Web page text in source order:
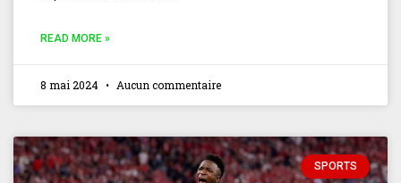
READ MORE »
8 mai 2024 Aucun commentaire
SPORTS